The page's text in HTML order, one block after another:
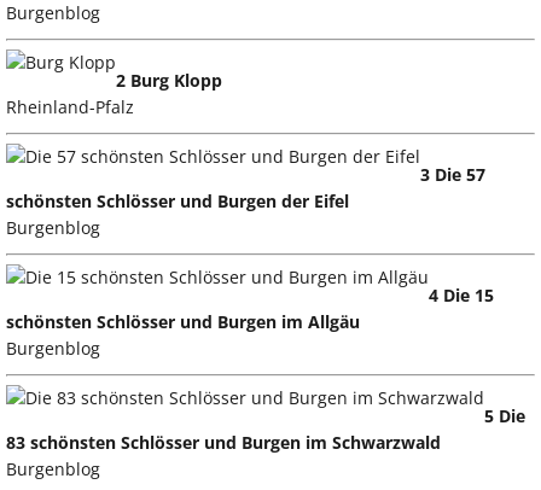
Burgenblog
2 Burg Klopp
Rheinland-Pfalz
3 Die 57
schönsten Schlösser und Burgen der Eifel
Burgenblog
4 Die 15
schönsten Schlösser und Burgen im Allgäu
Burgenblog
5 Die
83 schönsten Schlösser und Burgen im Schwarzwald
Burgenblog